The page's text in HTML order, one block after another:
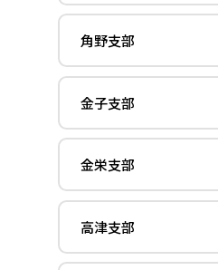
角野支部
金子支部
金栄支部
高津支部